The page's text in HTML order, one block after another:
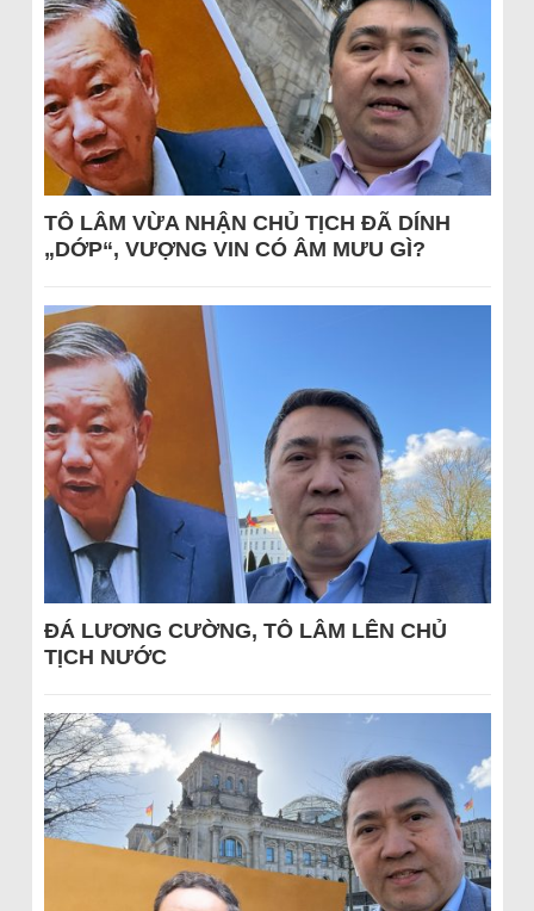
TÔ LÂM VỪA NHẬN CHỦ TỊCH ĐÃ DÍNH
„DỚP“, VƯỢNG VIN CÓ ÂM MƯU GÌ?
ĐÁ LƯƠNG CƯỜNG, TÔ LÂM LÊN CHỦ
TỊCH NƯỚC